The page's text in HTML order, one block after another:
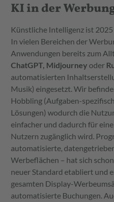
KI in der
Künstliche Intelligenz ist
In vielen Bereichen der
Anwendungen bereits zum
ChatGPT, Midjourney oder
automatisierten
Musik) eingesetzt. Wir
Hobbling (Aufgaben-
Lösungen) wodurch die
einfacher und dadurch für
Nutzern zugänglich wird.
automatisierte,
Werbeflächen – hat sich
neuer Standard etabliert und
gesamten Display-
automatisierte Buchungen.